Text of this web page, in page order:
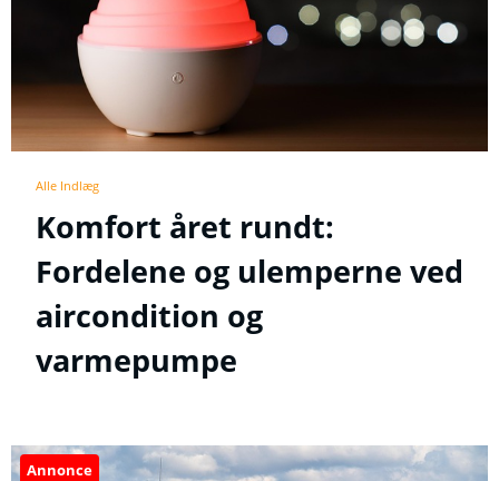
Alle Indlæg
Komfort året rundt:
Fordelene og ulemperne ved
aircondition og
varmepumpe
Annonce